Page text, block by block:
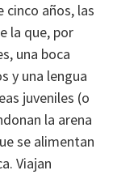
años, las
la que, por
una boca
y una lengua
juveniles (o
la arena
se alimentan
Viajan